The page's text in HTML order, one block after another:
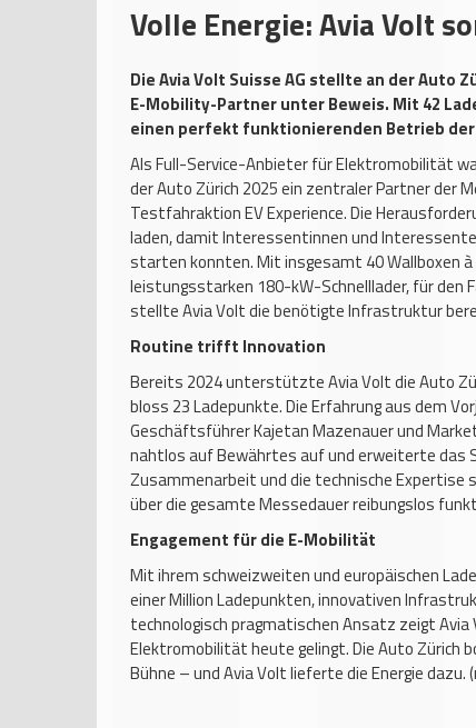
Volle Energie: Avia Volt
Die Avia Volt Suisse AG stellte an der Auto
E-Mobility-Partner unter Beweis. Mit 42
einen perfekt funktionierenden Betrieb der
Als Full-Service-Anbieter für Elektromobilität
der Auto Zürich 2025 ein zentraler Partner der
Testfahraktion EV Experience. Die
laden, damit Interessentinnen und
starten konnten. Mit insgesamt 40 Wallboxen à
leistungsstarken 180-kW-Schnelllader, für den
stellte Avia Volt die benötigte Infrastruktur
Routine trifft Innovation
Bereits 2024 unterstützte Avia Volt die Auto
bloss 23 Ladepunkte. Die Erfahrung aus dem
Geschäftsführer Kajetan Mazenauer und
nahtlos auf Bewährtes auf und erweiterte das
Zusammenarbeit und die technische Expertise
über die gesamte Messedauer reibungslos
Engagement für die E-Mobilität
Mit ihrem schweizweiten und europäischen
einer Million Ladepunkten, innovativen
technologisch pragmatischen Ansatz zeigt
Elektromobilität heute gelingt. Die Auto Zürich
Bühne – und Avia Volt lieferte die Energie dazu.